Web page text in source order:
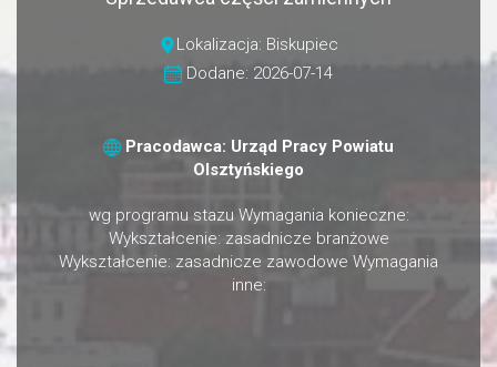
Lokalizacja: Biskupiec
Dodane: 2026-07-14
Pracodawca: Urząd Pracy Powiatu
Olsztyńskiego
wg programu stazu Wymagania konieczne:
Wykształcenie: zasadnicze branżowe
Wykształcenie: zasadnicze zawodowe Wymagania
inne: